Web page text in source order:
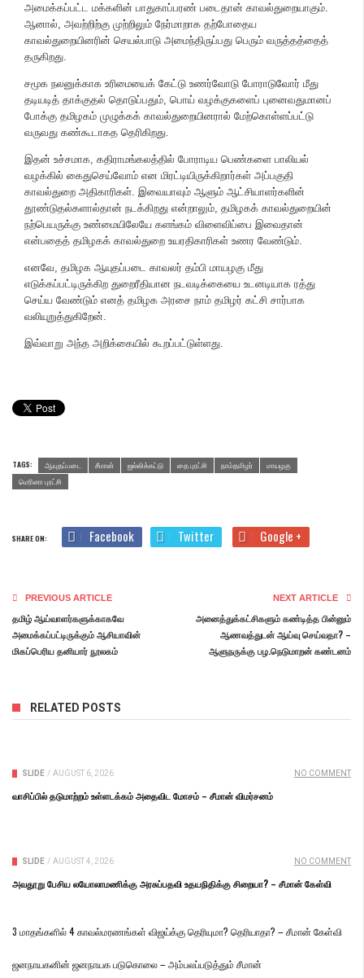
அமைக்கப்பட்ட மக்களின் பாதுகாப்பரண் படைதான் காவல்துறையாகும்.
ஆனால், அவற்றிற்கு முற்றிலும் நேர்மாறாக தற்போதைய
காவல்துறையினரின் செயல்பாடு அமைந்திருப்பது பெரும் வருத்தத்தைத்
தருகிறது.
சமூக நலனுக்காக உரிமையைக் கேட்டு உணர்வோடு போராடுவோர் மீது
தடியடித் தாக்குதல் தொடுப்பதும், பொய் வழக்குகளைப் புனைவதுமானப்
போக்கு தமிழகம் முழுக்கக் காவல்துறையினரால் மேற்கொள்ளப்பட்டு
வருவது கண்கூடாகத தெரிகிறது.
இதன் உச்சமாக, கதிராமங்கலத்தில் போராடிய பெண்களை பாலியல்
வழக்கில் கைதுசெய்வோம் என மிரட்டியிருக்கிறார்கள் அப்பகுதி
காவல்துறை அதிகாரிகள். இவையாவும் ஆளும் ஆட்சியாளர்களின்
தூண்டுதல்களால்தான் நடக்கிறது என்றாலும், தமிழகக் காவல்துறையின்
நற்பெயருக்கு உண்மையிலேயே களங்கம் விளைவிப்பை இவைதான்
என்பதைத் தமிழகக் காவல்துறை உயரதிகாரிகள் உணர வேண்டும்.
எனவே, தமிழக ஆயுதப்படை காவலர் தம்பி மாயழகு மீது
எடுக்கப்பட்டிருக்கிற துறைரீதியான நடவடிக்கையை உடனடியாக ரத்து
செய்ய வேண்டும் எனத் தமிழக அரசை நாம் தமிழர் கட்சி சார்பாக
வலியுறுத்துகிறேன்.
இவ்வாறு அந்த அறிக்கையில் கூறப்பட்டுள்ளது.
TAGS: ஆயுதப்படை சீமான் ஜல்லிக்கட்டு தை புரட்சி நாம்தமிழர்
மாயழகு
மெரினா புரட்சி
SHARE ON: Facebook Twitter Google +
PREVIOUS ARTICLE
தமிழ் ஆய்வாளர்களுக்காகவே
அமைக்கப்பட்டிருக்கும் ஆசியாவின்
மிகப்பெரிய தனியார் நூலகம்
NEXT ARTICLE
அனைத்துக்கட்சிகளும் கண்டித்த பின்னும்
ஆணவத்துடன் ஆய்வு செய்வதா? –
ஆளுநருக்கு பழ.நெடுமாறன் கண்டனம்
RELATED POSTS
SLIDE / AUGUST 6, 2026 NO COMMENT
வாசிப்பில் தடுமாற்றம் உள்ளடக்கம் அதைவிட மோசம் – சீமான் விமர்சனம்
SLIDE / AUGUST 4, 2026 NO COMMENT
அவதூறு பேசிய லயோலாமணிக்கு அரசுப்பதவி உதயநிதிக்கு சிறையா? – சீமான் கேள்வி
3 மாதங்களில் 4 காவல்மரணங்கள் விஜய்க்கு தெரியுமா? தெரியாதா? – சீமான் கேள்வி
ஜனநாயகனின் ஜனநாயக படுகொலை – அம்பலப்படுத்தும் சீமான்